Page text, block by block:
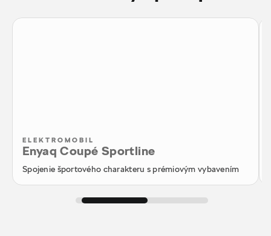
ELEKTROMOBIL
Enyaq Coupé Sportline
Spojenie športového charakteru s prémiovým vybavením